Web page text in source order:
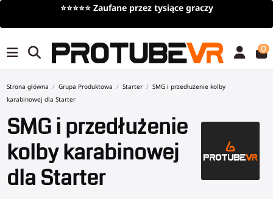
Darmowa dostawaprzy zamówieniach powyżej 100€/
0
Strona główna Grupa Produktowa Starter
SMG i przedłużenie kolby
karabinowej dla Starter
SMG i przedłużenie
kolby karabinowej
dla Starter